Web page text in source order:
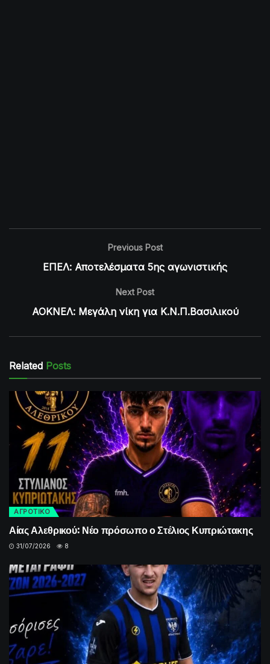
Previous Post
ΕΠΕΛ: Αποτελέσματα 5ης αγωνιστικής
Next Post
ΑΟΚΝΕΛ: Μεγάλη νίκη για Κ.Ν.Π.Βασιλικού
Related Posts
ΑΓΡΟΤΙΚΟ
Αίας Αλεθρικού: Νέο πρόσωπο ο Στέλιος Κυπριώτακης
31/07/2026 8